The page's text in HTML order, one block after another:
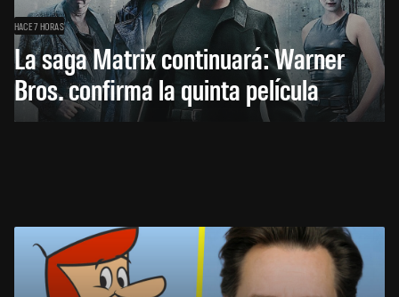
HACE 7 HORAS
La saga Matrix continuará: Warner
Bros. confirma la quinta película